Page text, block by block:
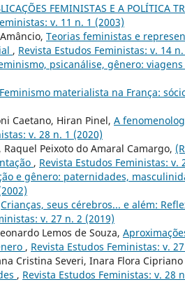
FEMINISTAS E A POLÍTICA
v. 11 n. 1 (2003)
Teorias feministas e
, Revista Estudos Feministas: v. 14
psicanálise, gênero:
Feminismo materialista na França:
Caetano, Hiran Pinel, A
v. 28 n. 1 (2020)
Peixoto do Amaral Camargo,
, Revista Estudos Feministas: v.
e gênero: paternidades,
Crianças, seus cérebros... e além:
v. 27 n. 2 (2019)
Lemos de Souza,
, Revista Estudos Feministas: v.
Cristina Severi, Inara Flora
, Revista Estudos Feministas: v. 28